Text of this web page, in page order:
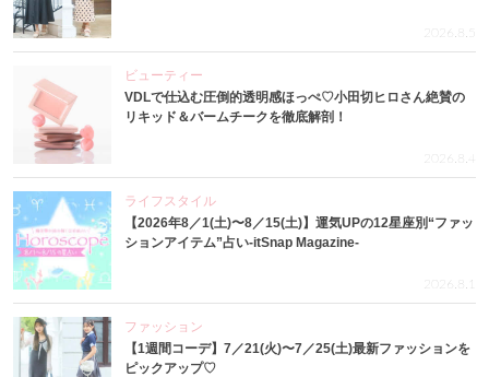
2026.8.5
ビューティー
VDLで仕込む圧倒的透明感ほっぺ♡小田切ヒロさん絶賛の
リキッド＆バームチークを徹底解剖！
2026.8.4
ライフスタイル
【2026年8／1(土)〜8／15(土)】運気UPの12星座別“ファッ
ションアイテム”占い-itSnap Magazine-
2026.8.1
ファッション
【1週間コーデ】7／21(火)〜7／25(土)最新ファッションを
ピックアップ♡